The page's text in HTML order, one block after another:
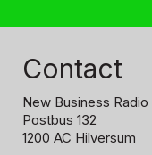
Contact
New Business Radio
Postbus 132
1200 AC Hilversum